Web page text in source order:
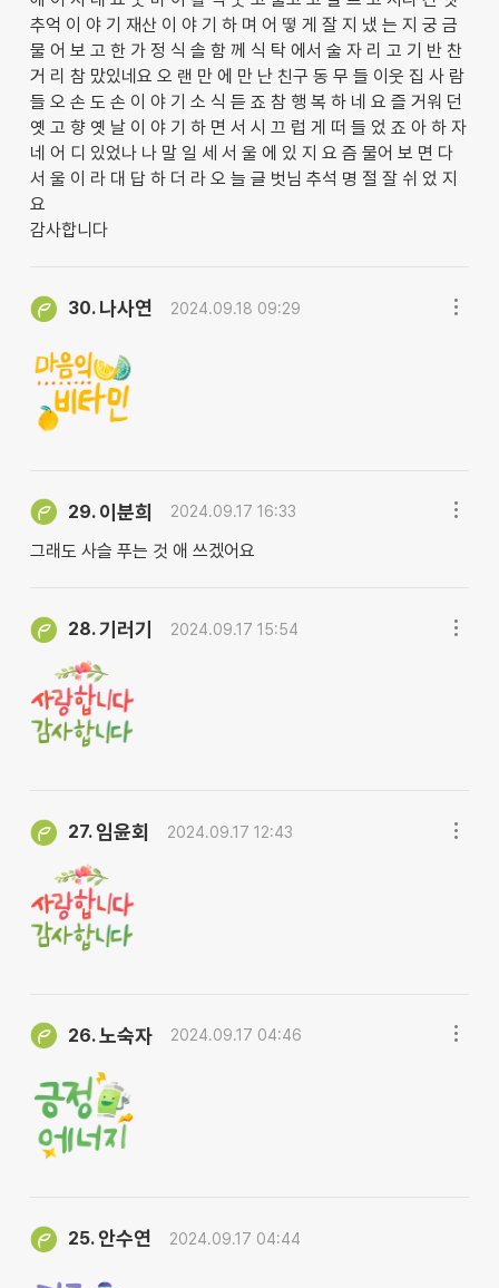
추억 이 야 기 재산 이 야 기 하 며 어 떻 게 잘 지 냈 는 지 궁 금
물 어 보 고 한 가 정 식 솔 함 께 식 탁 에서 술 자 리 고 기 반 찬
거 리 참 맜있네요 오 랜 만 에 만 난 친구 동 무 들 이웃 집 사 람
들 오 손 도 손 이 야 기 소 식 듣 죠 참 행 복 하 네 요 즐 거워 던
옛 고 향 옛 날 이 야 기 하 면 서 시 끄 럽 게 떠 들 었 죠 아 하 자
네 어 디 있었나 나 말 일 세 서 울 에 있 지 요 즘 물어 보 면 다
서 울 이 라 대 답 하 더 라 오 늘 글 벗님 추석 명 절 잘 쉬 었 지
요
감사합니다
30. 나사연 2024.09.18 09:29
29. 이분희 2024.09.17 16:33
그래도 사슬 푸는 것 애 쓰겠어요
28.기러기 2024.09.17 15:54
27. 임윤회 2024.09.17 12:43
26.노숙자 2024.09.17 04:46
25.안수연 2024.09.17 04:44